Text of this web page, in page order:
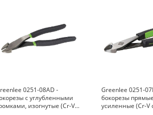
0251-08AD -
с углубленными
изогнутые (Cr-V
Greenlee 0251-
бокорезы
усиленные (Cr-V